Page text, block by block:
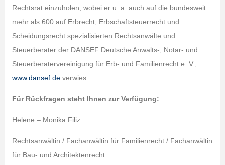
Rechtsrat einzuholen, wobei er u. a. auch auf die bundesweit
mehr als 600 auf Erbrecht, Erbschaftsteuerrecht und
Scheidungsrecht spezialisierten Rechtsanwälte und
Steuerberater der DANSEF Deutsche Anwalts-, Notar- und
Steuerberatervereinigung für Erb- und Familienrecht e. V.,
www.dansef.deverwies.
Für Rückfragen steht Ihnen zur Verfügung:
Helene – Monika Filiz
Rechtsanwältin / Fachanwältin für Familienrecht / Fachanwältin
für Bau- und Architektenrecht